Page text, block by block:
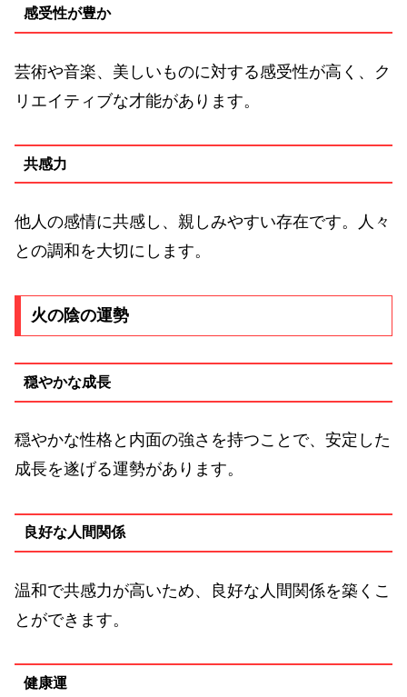
感受性が豊か
芸術や音楽、美しいものに対する感受性が高く、ク
リエイティブな才能があります。
共感力
他人の感情に共感し、親しみやすい存在です。人々
との調和を大切にします。
火の陰の運勢
穏やかな成長
穏やかな性格と内面の強さを持つことで、安定した
成長を遂げる運勢があります。
良好な人間関係
温和で共感力が高いため、良好な人間関係を築くこ
とができます。
健康運